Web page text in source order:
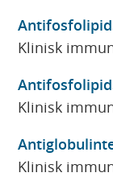
Klinisk
Klinisk
Klinisk